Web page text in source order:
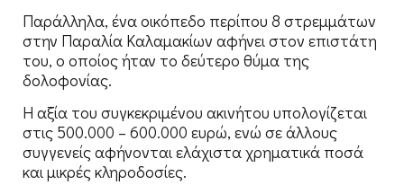
Παράλληλα, ένα οικόπεδο περίπου 8 στρεμμάτων
στην Παραλία Καλαμακίων αφήνει στον επιστάτη
του, ο οποίος ήταν το δεύτερο θύμα της
δολοφονίας.
Η αξία του συγκεκριμένου ακινήτου υπολογίζεται
στις 500.000 – 600.000 ευρώ, ενώ σε άλλους
συγγενείς αφήνονται ελάχιστα χρηματικά ποσά
και μικρές κληροδοσίες.